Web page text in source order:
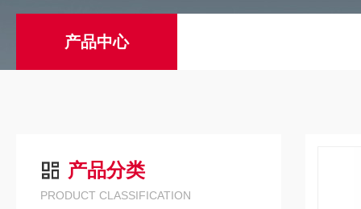
产品中心
产品分类
PRODUCT CLASSIFICATION